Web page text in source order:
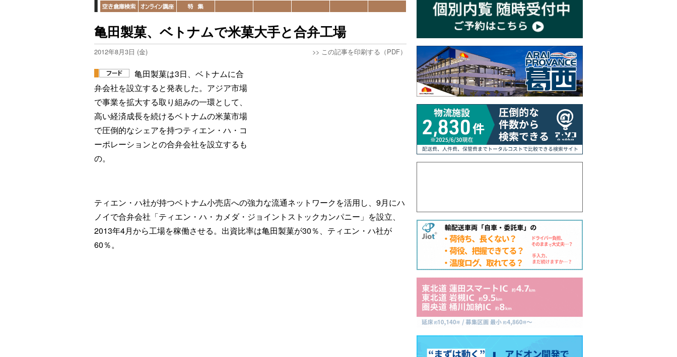
亀田製菓、ベトナムで米菓大手と合弁工場
2012年8月3日 (金) >> この記事を印刷する（PDF）
亀田製菓は3日、ベトナムに合
弁会社を設立すると発表した。アジア市場
で事業を拡大する取り組みの一環として、
高い経済成長を続けるベトナムの米菓市場
で圧倒的なシェアを持つティエン・ハ・コ
ーポレーションとの合弁会社を設立するも
の。
ティエン・ハ社が持つベトナム小売店への強力な流通ネットワークを活用し、9月にハ
ノイで合弁会社「ティエン・ハ・カメダ・ジョイントストックカンパニー」を設立、
2013年4月から工場を稼働させる。出資比率は亀田製菓が30％、ティエン・ハ社が
60％。